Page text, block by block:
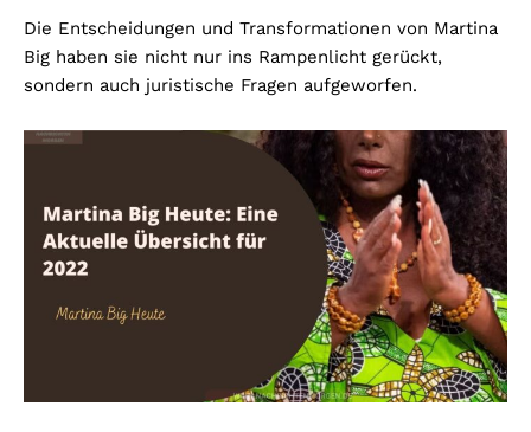
Die Entscheidungen und Transformationen von Martina
Big haben sie nicht nur ins Rampenlicht gerückt,
sondern auch juristische Fragen aufgeworfen.